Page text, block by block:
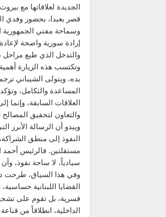
الجديدة لعلاقاتها مع
قصر بعبدا، بحضور وفدي
وسماحة مفتي الجمهورية
إرادة سورية واضحة
والتدخل الذي طبع مراحل
وتكتسب هذه الزيارة
يده، ويتولى الشيباني
المساعدة والتكامل،
العلاقات السابقة،
والتعاون لتحقيق
ويبدو أن الرسالة الأبرز
النفوذ إلى منطق
مستقلتين. فالرئيس أحمد
سيادياً، لا ساحة نفوذ،
وفي هذا السياق، طرحت
القضايا اللبنانية
قسرية، بل تقوم على
الداخلية، انطلاقاً من